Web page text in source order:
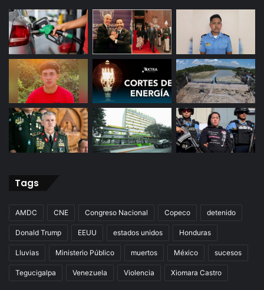
Tags
AMDC CNE Congreso Nacional Copeco detenido
Donald Trump EEUU estados unidos Honduras
Lluvias Ministerio Público muertos México sucesos
Tegucigalpa Venezuela Violencia Xiomara Castro